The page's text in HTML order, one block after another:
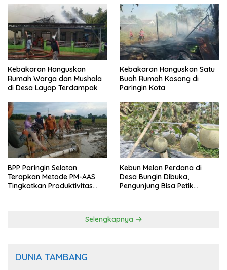
Kebakaran Hanguskan
Rumah Warga dan Mushala
di Desa Layap Terdampak
Kebakaran Hanguskan Satu
Buah Rumah Kosong di
Paringin Kota
BPP Paringin Selatan
Terapkan Metode PM-AAS
Tingkatkan Produktivitas
Kebun Melon Perdana di
Desa Bungin Dibuka,
Pengunjung Bisa Petik
Selengkapnya
DUNIA TAMBANG